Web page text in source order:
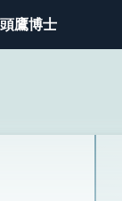
鷹博士